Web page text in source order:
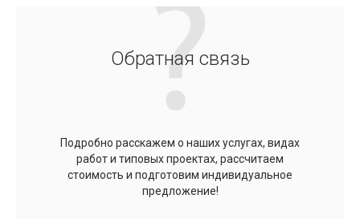
Обратная связь
Подробно расскажем о наших услугах, видах
работ и типовых проектах, рассчитаем
стоимость и подготовим индивидуальное
предложение!